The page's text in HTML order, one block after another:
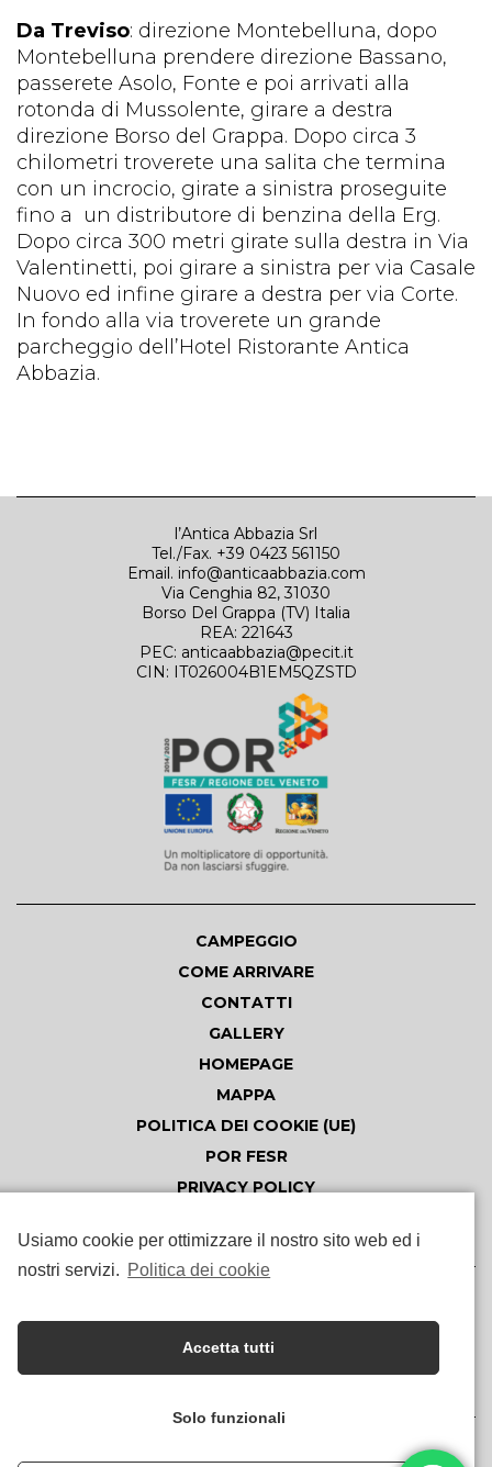
Usiamo cookie per ottimizzare il nostro sito web ed i
nostri servizi. Politica dei cookie
Accetta tutti
Solo funzionali
Da Treviso: direzione Montebelluna, dopo
Montebelluna prendere direzione Bassano,
passerete Asolo, Fonte e poi arrivati alla
rotonda di Mussolente, girare a destra
direzione Borso del Grappa. Dopo circa 3
chilometri troverete una salita che termina
con un incrocio, girate a sinistra proseguite
fino a un distributore di benzina della Erg.
Dopo circa 300 metri girate sulla destra in Via
Valentinetti, poi girare a sinistra per via Casale
Nuovo ed infine girare a destra per via Corte.
In fondo alla via troverete un grande
parcheggio dell’Hotel Ristorante Antica
Abbazia.
l’Antica Abbazia Srl
Tel./Fax. +39 0423 561150
Email. info@anticaabbazia.com
Via Cenghia 82, 31030
Borso Del Grappa (TV) Italia
REA: 221643
PEC: anticaabbazia@pecit.it
CIN: IT026004B1EM5QZSTD
CAMPEGGIO
COME ARRIVARE
CONTATTI
GALLERY
HOMEPAGE
MAPPA
POLITICA DEI COOKIE (UE)
POR FESR
PRIVACY POLICY